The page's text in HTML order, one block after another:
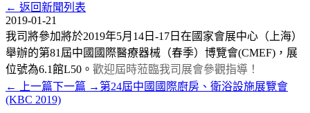
← 返回新聞列表
2019-01-21
我司將參加將於2019年5月14日-17日在國家會展中心（上海）
舉辦的第81屆中國國際醫療器械（春季）博覽會(CMEF)，展
位號為6.1館L50。 歡迎屆時蒞臨我司展會參觀指導！
←
上一篇下一篇 →第24屆中國國際廚房、衛浴設施展覽會
(KBC 2019)